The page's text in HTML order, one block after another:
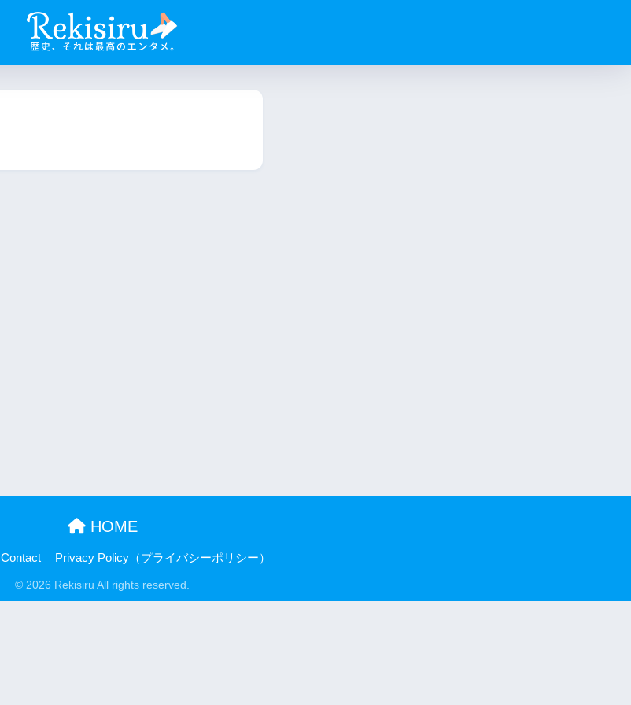
HOME
Contact Privacy Policy（プライバシーポリシー）
© 2026 Rekisiru All rights reserved.